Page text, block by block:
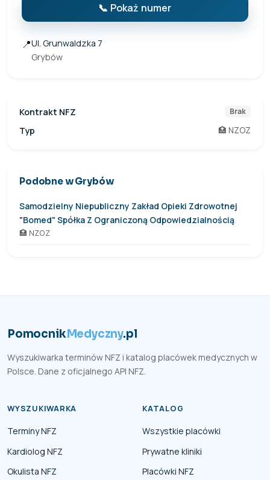
📞 Pokaż numer
📍Ul. Grunwaldzka 7
Grybów
Kontrakt NFZ Brak
Typ 🏥 NZOZ
Podobne w Grybów
Samodzielny Niepubliczny Zakład Opieki Zdrowotnej
"Bomed" Spółka Z Ograniczoną Odpowiedzialnością
🏥 NZOZ
PomocnikMedyczny.pl
Wyszukiwarka terminów NFZ i katalog placówek medycznych w
Polsce. Dane z oficjalnego API NFZ.
WYSZUKIWARKA
Terminy NFZ
Kardiolog NFZ
Okulista NFZ
KATALOG
Wszystkie placówki
Prywatne kliniki
Placówki NFZ